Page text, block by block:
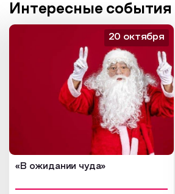
Интересные события
«В ожидании чуда»
20 октября